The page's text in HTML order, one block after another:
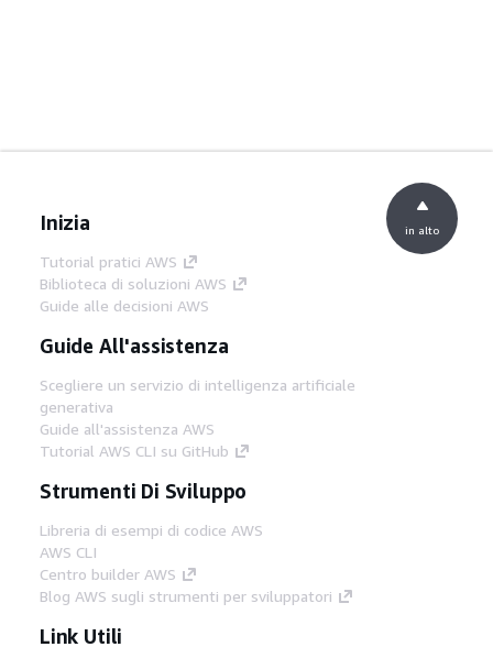
Inizia
Tutorial pratici AWS
Biblioteca di soluzioni AWS
Guide alle decisioni AWS
Guide All'assistenza
Scegliere un servizio di intelligenza artificiale
generativa
Guide all'assistenza AWS
Tutorial AWS CLI su GitHub
Strumenti Di Sviluppo
Libreria di esempi di codice AWS
AWS CLI
Centro builder AWS
Blog AWS sugli strumenti per sviluppatori
Link Utili
in alto